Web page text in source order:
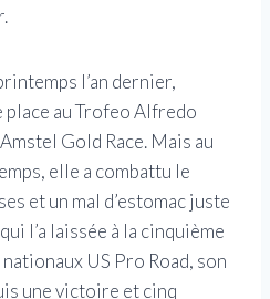
l’an dernier,
place au Trofeo Alfredo
Gold Race. Mais au
elle a combattu le
et un mal d’estomac juste
l’a laissée à la cinquième
US Pro Road, son
une victoire et cinq